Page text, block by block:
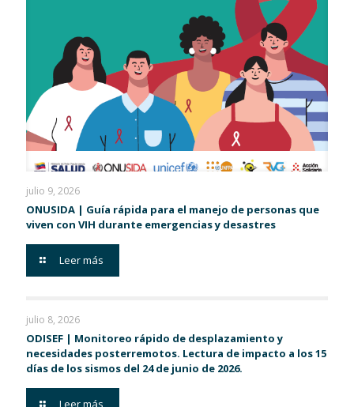
julio 9, 2026
ONUSIDA | Guía rápida para el manejo de personas que
viven con VIH durante emergencias y desastres
Leer más
julio 8, 2026
ODISEF | Monitoreo rápido de desplazamiento y
necesidades posterremotos. Lectura de impacto a los 15
días de los sismos del 24 de junio de 2026.
Leer más